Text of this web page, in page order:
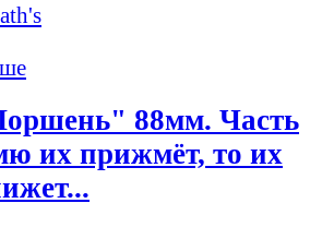
88мм. Часть
их прижмёт, то их